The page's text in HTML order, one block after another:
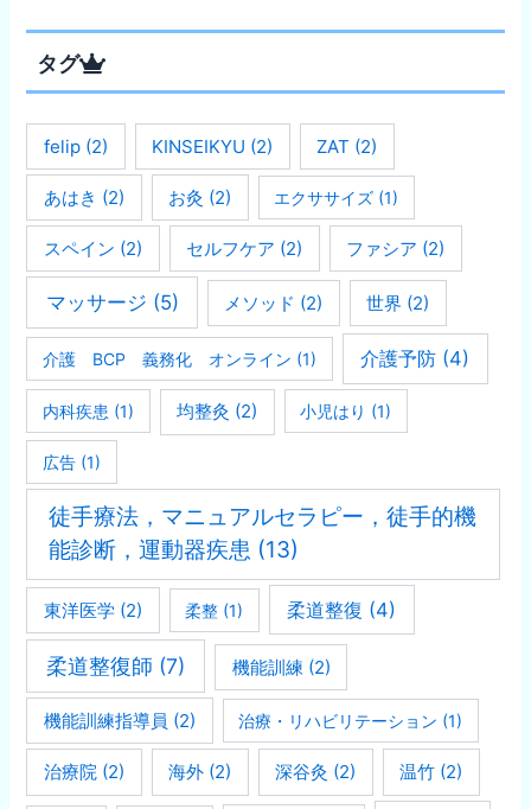
タグ
felip (2) KINSEIKYU (2) ZAT (2)
あはき (2) お灸 (2) エクササイズ (1)
スペイン (2) セルフケア (2) ファシア (2)
マッサージ (5) メソッド (2) 世界 (2)
介護 BCP 義務化 オンライン (1) 介護予防 (4)
内科疾患 (1) 均整灸 (2) 小児はり (1)
広告 (1)
徒手療法，マニュアルセラピー，徒手的機
能診断，運動器疾患 (13)
東洋医学 (2) 柔整 (1) 柔道整復 (4)
柔道整復師 (7) 機能訓練 (2)
機能訓練指導員 (2) 治療・リハビリテーション (1)
治療院 (2) 海外 (2) 深谷灸 (2) 温竹 (2)